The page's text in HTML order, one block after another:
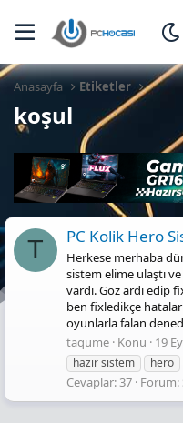
Anasayfa Etiketler
koşul
T PC Kolik Hero
Herkese merhaba
sistem elime ulaştı
vardı. Göz ardı edip
ben fixledikçe
oyunlarla falan
taqume Konu 19
hazır sistem
hero
Cevaplar: 37 Forum: